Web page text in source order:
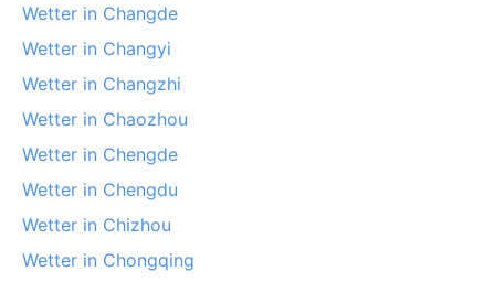
Wetter in Changde
Wetter in Changyi
Wetter in Changzhi
Wetter in Chaozhou
Wetter in Chengde
Wetter in Chengdu
Wetter in Chizhou
Wetter in Chongqing